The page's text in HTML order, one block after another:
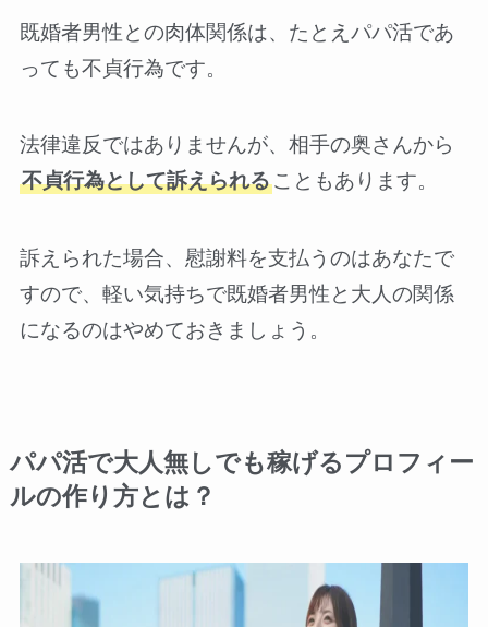
既婚者男性との肉体関係は、たとえパパ活であ
っても不貞行為です。
法律違反ではありませんが、相手の奥さんから
不貞行為として訴えられることもあります。
訴えられた場合、慰謝料を支払うのはあなたで
すので、軽い気持ちで既婚者男性と大人の関係
になるのはやめておきましょう。
パパ活で大人無しでも稼げるプロフィー
ルの作り方とは？